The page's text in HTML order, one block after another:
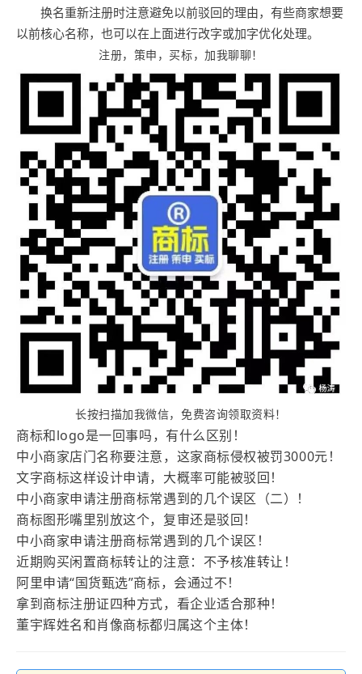
换名重新注册时注意避免以前驳回的理由，有些商家想要
以前核心名称，也可以在上面进行改字或加字优化处理。
注册，策申，买标，加我聊聊！
长按扫描加我微信，免费咨询领取资料！
商标和logo是一回事吗，有什么区别！
中小商家店门名称要注意，这家商标侵权被罚3000元！
文字商标这样设计申请，大概率可能被驳回！
中小商家申请注册商标常遇到的几个误区（二）！
商标图形嘴里别放这个，复审还是驳回！
中小商家申请注册商标常遇到的几个误区！
近期购买闲置商标转让的注意：不予核准转让！
阿里申请“国货甄选”商标，会通过不！
拿到商标注册证四种方式，看企业适合那种！
董宇辉姓名和肖像商标都归属这个主体！